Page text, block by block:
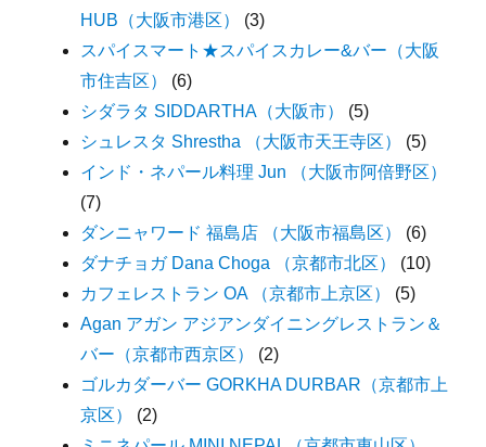
HUB（大阪市港区）
(3)
スパイスマート★スパイスカレー&バー（大阪
市住吉区）
(6)
シダラタ SIDDARTHA（大阪市）
(5)
シュレスタ Shrestha （大阪市天王寺区）
(5)
インド・ネパール料理 Jun （大阪市阿倍野区）
(7)
ダンニャワード 福島店 （大阪市福島区）
(6)
ダナチョガ Dana Choga （京都市北区）
(10)
カフェレストラン OA （京都市上京区）
(5)
Agan アガン アジアンダイニングレストラン＆
バー（京都市西京区）
(2)
ゴルカダーバー GORKHA DURBAR（京都市上
京区）
(2)